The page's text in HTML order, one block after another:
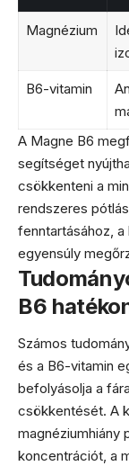
Magnézium
B6-vitamin
A Magne B6
segítséget
csökkenteni a
rendszeres
fenntartásához,
egyensúly
B6
Számos
és a B6-vitamin
befolyásolja a
csökkentését. A
magnéziumhiány
koncentrációt, a